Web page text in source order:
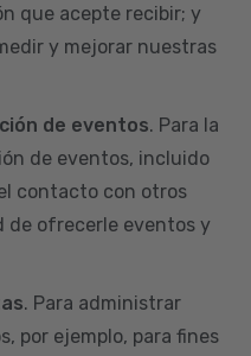
que acepte recibir; y
y mejorar nuestras
de eventos. Para la
de eventos, incluido
contacto con otros
de ofrecerle eventos y
. Para administrar
por ejemplo, para fines